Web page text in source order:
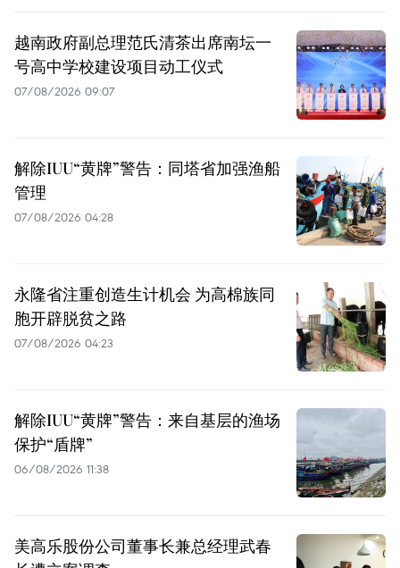
越南政府副总理范氏清茶出席南坛一
号高中学校建设项目动工仪式
07/08/2026 09:07
解除IUU“黄牌”警告：同塔省加强渔船
管理
07/08/2026 04:28
永隆省注重创造生计机会 为高棉族同
胞开辟脱贫之路
07/08/2026 04:23
解除IUU“黄牌”警告：来自基层的渔场
保护“盾牌”
06/08/2026 11:38
美高乐股份公司董事长兼总经理武春